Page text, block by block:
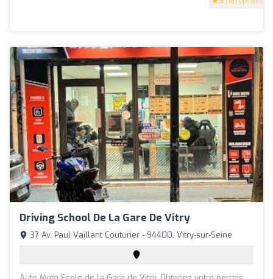
Driving School De La Gare De Vitry
37 Av. Paul Vaillant Couturier - 94400, Vitry-sur-Seine